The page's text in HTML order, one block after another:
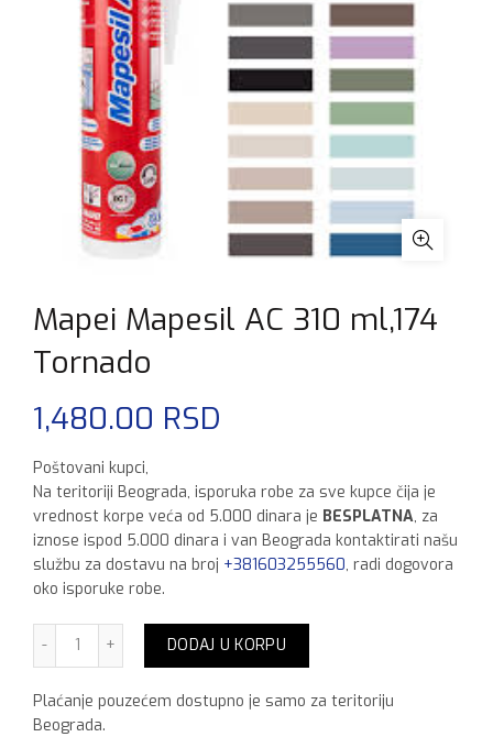
Mapei Mapesil AC 310 ml,174
Tornado
1,480.00 RSD
Poštovani kupci,
Na teritoriji Beograda, isporuka robe za sve kupce čija je
vrednost korpe veća od 5.000 dinara je BESPLATNA, za
iznose ispod 5.000 dinara i van Beograda kontaktirati našu
službu za dostavu na broj +381603255560, radi dogovora
oko isporuke robe.
Mapei Mapesil AC 310 ml,174 Tornado količina
DODAJ U KORPU
Plaćanje pouzećem dostupno je samo za teritoriju
Beograda.